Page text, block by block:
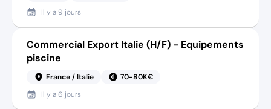
Il y a 9 jours
Commercial Export Italie (H/F) - Equipements
piscine
France / Italie
70-80K€
Il y a6 jours